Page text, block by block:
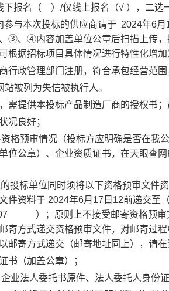
下报名 （ ） /仅线上报名（√ ），二选
参与本次投标的供应商请于 2024年6月
、④内容加盖单位公章后扫描上传，
根据招标项目具体情况进行特性化增加
行政管理部门注册，符合承包经营范
被列为失信被执行人。
需提供本投标产品制造厂商的授权书
况良好；
格预审情况（投标方应明确是否在我
位公章）、企业资质证书，在天眼查
投标单位同时须将以下资格预审文件
件资料于 2024年6月17日12前递交至
） ； 原则上不接受邮寄资格预
寄方式递交资格预审文件，对邮寄过
邮寄方式递交（邮寄地址同上），请
书（加盖公章）
；
业法人委托书原件、法人委托人身份